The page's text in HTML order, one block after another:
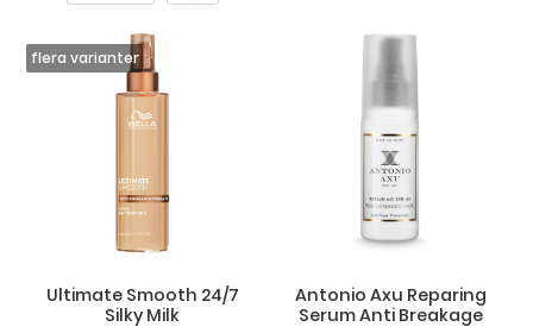
Ultimate Smooth 24/7
Silky Milk
Antonio Axu Reparing
Serum Anti Breakage